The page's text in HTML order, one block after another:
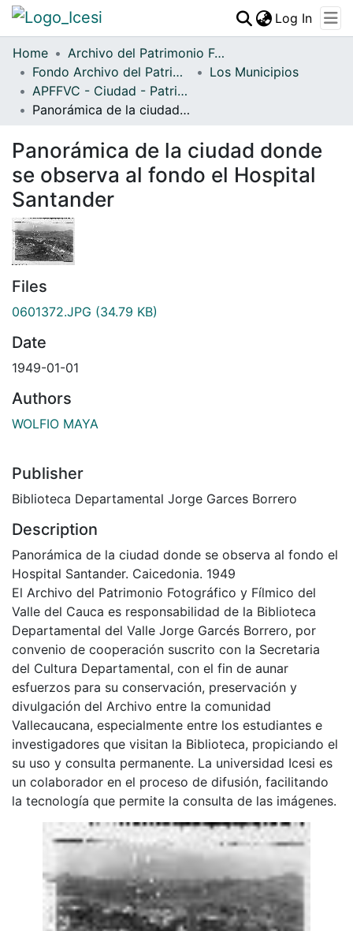
Communities & Collections
All of DSpace
Log In
Home
Archivo del Patrimonio Fotográfico y Fílmico del Valle del Cauca
Fondo Archivo del Patrimonio Fotográfico y Fílmico del Valle del Cauca
Los Municipios
APFFVC - Ciudad - Patrimonial
Panorámica de la ciudad donde se observa al fondo el Hospital Santander
Panorámica de la ciudad donde
se observa al fondo el Hospital
Santander
Files
0601372.JPG (34.79 KB)
Date
1949-01-01
Authors
WOLFIO MAYA
Publisher
Biblioteca Departamental Jorge Garces Borrero
Description
Panorámica de la ciudad donde se observa al fondo el
Hospital Santander. Caicedonia. 1949
El Archivo del Patrimonio Fotográfico y Fílmico del
Valle del Cauca es responsabilidad de la Biblioteca
Departamental del Valle Jorge Garcés Borrero, por
convenio de cooperación suscrito con la Secretaria
del Cultura Departamental, con el fin de aunar
esfuerzos para su conservación, preservación y
divulgación del Archivo entre la comunidad
Vallecaucana, especialmente entre los estudiantes e
investigadores que visitan la Biblioteca, propiciando el
su uso y consulta permanente. La universidad Icesi es
un colaborador en el proceso de difusión, facilitando
la tecnología que permite la consulta de las imágenes.